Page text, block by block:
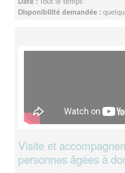
Date : Tout le temps
Disponibilité demandée :
Visite et
personnes âgées à